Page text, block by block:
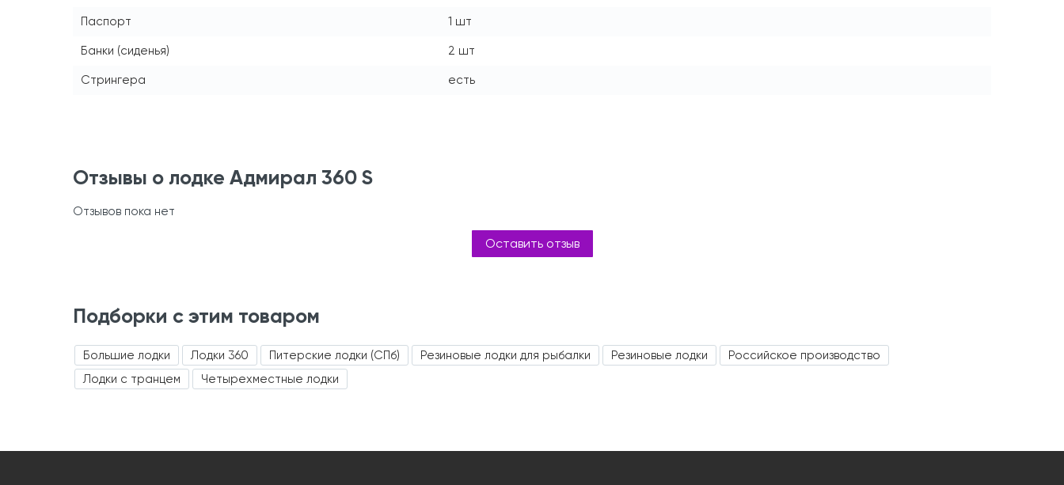
Паспорт 1 шт
Банки (сиденья) 2 шт
Стрингера есть
Отзывы о лодке Адмирал 360 S
Отзывов пока нет
Оставить отзыв
Подборки с этим товаром
Большие лодки Лодки 360 Питерские лодки (СПб) Резиновые лодки для рыбалки Резиновые лодки
Российское производство
Лодки с транцем
Четырехместные лодки